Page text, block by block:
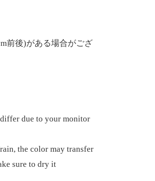
前後)がある場合がござ
due to your monitor
the color may transfer
sure to dry it